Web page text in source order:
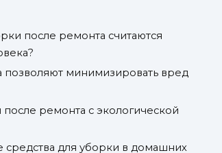
после ремонта считаются
минимизировать вред
ремонта с экологической
для уборки в домашних